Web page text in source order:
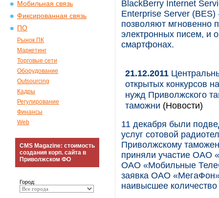
Мобильная связь
Фиксированная связь
ПО
Рынок ПК
Маркетинг
Торговые сети
Оборудование
Outsourcing
Кадры
Регулирование
Финансы
Web
CMS Magazine: стоимость
создания корп. сайта в
Приволжском ФО
Город:
BlackBerry Internet
Enterprise Server (BES)
позволяют мгновенно
электронных писем, и
смартфонах.
21.12.2011
открытых конкурсов
нужд Приволжского
таможни (Новости)
11 декабря были
услуг сотовой
Приволжскому
приняли участие ОАО
ОАО «Мобильные
заявка ОАО
наивысшее